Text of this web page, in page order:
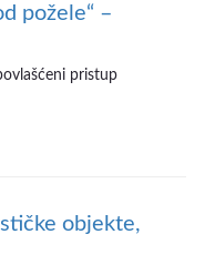
požele“ –
pristup
objekte,